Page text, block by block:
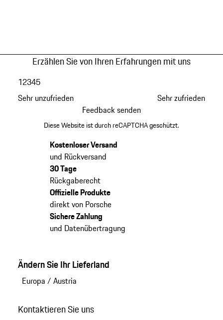
Erzählen Sie von Ihren Erfahrungen mit uns
Sehr unzufrieden
12345
Sehr zufrieden
Feedback senden
Diese Website ist durch reCAPTCHA geschützt.
Kostenloser Versand
und Rückversand
30 Tage
Rückgaberecht
Offizielle Produkte
direkt von Porsche
Sichere Zahlung
und Datenübertragung
Ändern Sie Ihr Lieferland
Europa / Austria
Kontaktieren Sie uns